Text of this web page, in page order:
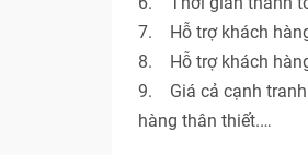
7. Hỗ trợ khách
8. Hỗ trợ khách
9. Giá cả cạnh tranh
hàng thân thiết.…